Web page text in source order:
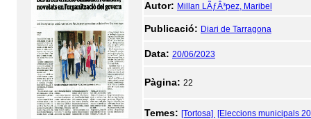
Autor: Millan LÃƒÂ³pez, Maribel
Publicació: Diari de Tarragona
Data: 20/06/2023
Pàgina: 22
Temes: [Tortosa] [Eleccions municipals